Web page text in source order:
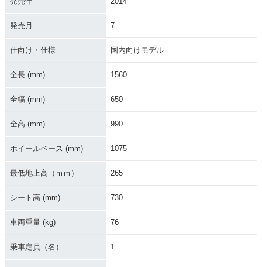
カラーチェンジ
新登場
発売月 7
仕向け・仕様 国内向けモデル
全長 (mm) 1560
全幅 (mm) 650
全高 (mm) 990
ホイールベース (mm) 1075
最低地上高（ｍｍ） 265
シート高 (mm) 730
車両重量 (kg) 76
乗車定員（名） 1